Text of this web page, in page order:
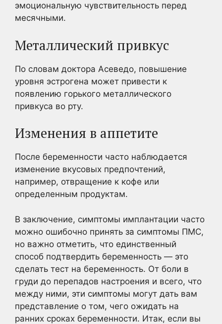
эмоциональную чувствительность перед
месячными.
Металлический привкус
По словам доктора Асеведо, повышение
уровня эстрогена может привести к
появлению горького металлического
привкуса во рту.
Изменения в аппетите
После беременности часто наблюдается
изменение вкусовых предпочтений,
например, отвращение к кофе или
определенным продуктам.
В заключение, симптомы имплантации часто
можно ошибочно принять за симптомы ПМС,
но важно отметить, что единственный
способ подтвердить беременность — это
сделать тест на беременность. От боли в
груди до перепадов настроения и всего, что
между ними, эти симптомы могут дать вам
представление о том, чего ожидать на
ранних сроках беременности. Итак, если вы